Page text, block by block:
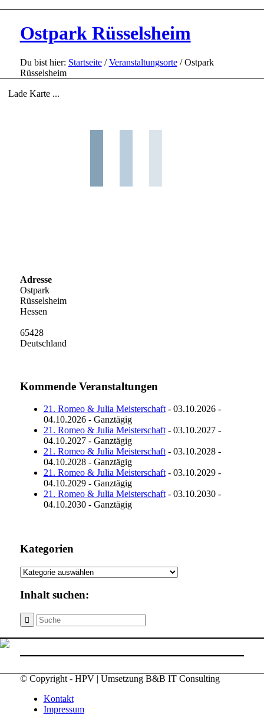
Ostpark Rüsselsheim
Du bist hier: Startseite / Veranstaltungsorte / Ostpark
Rüsselsheim
Lade Karte ...
Adresse
Ostpark
Rüsselsheim
Hessen
65428
Deutschland
Kommende Veranstaltungen
21. Romeo & Julia Meisterschaft- 03.10.2026 -
04.10.2026 - Ganztägig
21. Romeo & Julia Meisterschaft- 03.10.2027 -
04.10.2027 - Ganztägig
21. Romeo & Julia Meisterschaft- 03.10.2028 -
04.10.2028 - Ganztägig
21. Romeo & Julia Meisterschaft- 03.10.2029 -
04.10.2029 - Ganztägig
21. Romeo & Julia Meisterschaft- 03.10.2030 -
04.10.2030 - Ganztägig
Kategorien
Kategorien
Inhalt suchen:
© Copyright - HPV | Umsetzung B&B IT Consulting
Kontakt
Impressum